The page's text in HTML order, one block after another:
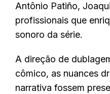
Antônio Patiño,
profissionais que
sonoro da série.
A direção de
cômico, as nuances
narrativa fossem